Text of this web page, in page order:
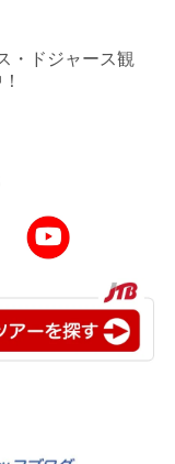
・ドジャース観